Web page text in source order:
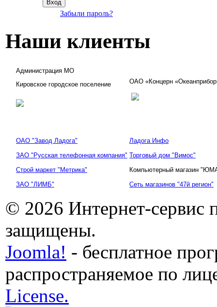
Забыли пароль?
Наши клиенты
Администрация МО
Кировское городское поселение
ОАО «Концерн
ОАО "Завод Ладога"
ЗАО "Русская телефонная компания"
Строй маркет "Метрика"
ЗАО "ЛИМБ"
Ладога Инфо
Торговый дом "Вимос"
Компьютерный магазин
Сеть магазинов "47й регион"
© 2026 Интернет-сервис
защищены.
Joomla! - бесплатное
распространяемое по
License.